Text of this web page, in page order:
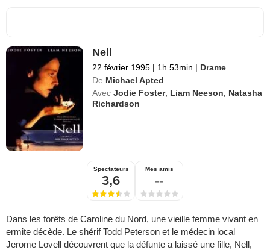
Nell
22 février 1995 | 1h 53min | Drame
De Michael Apted
Avec Jodie Foster, Liam Neeson
Natasha
Richardson
Spectateurs
3,6
Mes amis
--
Dans les forêts de Caroline du Nord, une vieille femme vivant en
ermite décède. Le shérif Todd Peterson et le médecin local
Jerome Lovell découvrent que la défunte a laissé une fille, Nell,